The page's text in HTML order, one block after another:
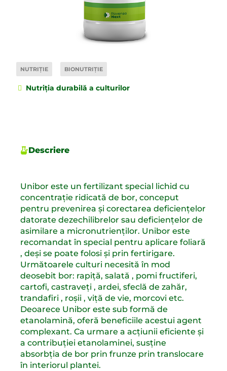
NUTRIȚIE BIONUTRIȚIE
Nutriția durabilă a culturilor
Descriere
Unibor este un fertilizant special lichid cu
concentrație ridicată de bor, conceput
pentru prevenirea și corectarea deficiențelor
datorate dezechilibrelor sau deficiențelor de
asimilare a micronutrienților. Unibor este
recomandat în special pentru aplicare foliară
, deși se poate folosi și prin fertirigare.
Următoarele culturi necesită în mod
deosebit bor: rapiță, salată , pomi fructiferi,
cartofi, castraveți , ardei, sfeclă de zahăr,
trandafiri , roșii , viță de vie, morcovi etc.
Deoarece Unibor este sub formă de
etanolamină, oferă beneficiile acestui agent
complexant. Ca urmare a acțiunii eficiente și
a contribuției etanolaminei, susține
absorbția de bor prin frunze prin translocare
în interiorul plantei.